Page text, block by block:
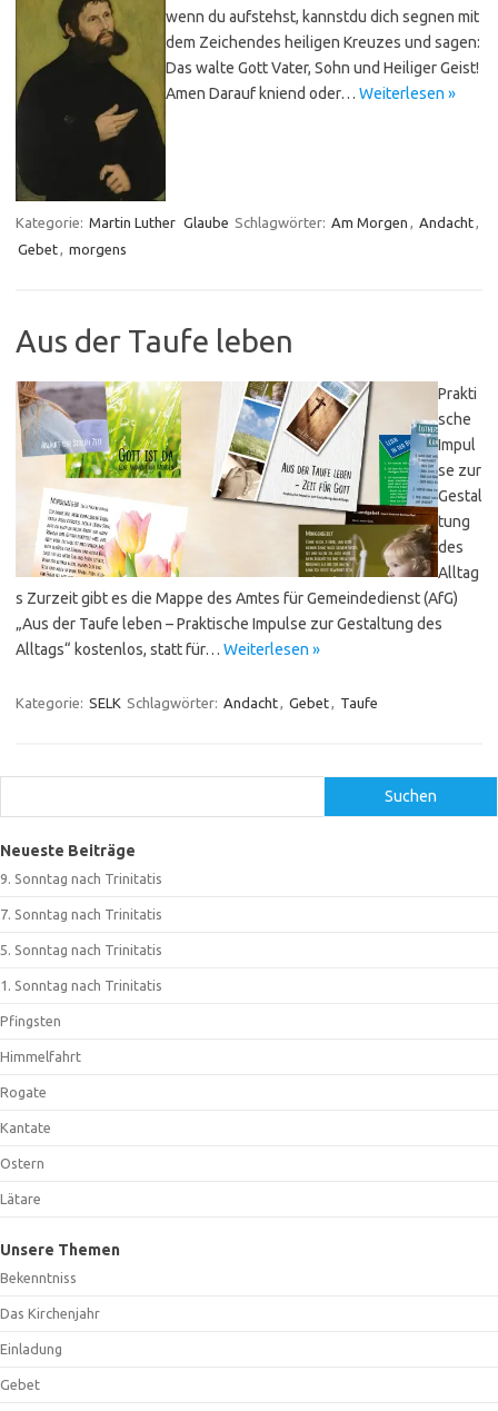
wenn du aufstehst, kannstdu dich segnen mit
dem Zeichendes heiligen Kreuzes und sagen:
Das walte Gott Vater, Sohn und Heiliger Geist!
Amen Darauf kniend oder… Weiterlesen »
Kategorie: Martin Luther Glaube Schlagwörter: Am Morgen , Andacht,
Gebet, morgens
Aus der Taufe leben
Prakti
sche
Impul
se zur
Gestal
tung
des
Alltag
s Zurzeit gibt es die Mappe des Amtes für Gemeindedienst (AfG)
„Aus der Taufe leben – Praktische Impulse zur Gestaltung des
Alltags“ kostenlos, statt für… Weiterlesen »
Kategorie: SELK Schlagwörter: Andacht, Gebet, Taufe
Suchen
Neueste Beiträge
9. Sonntag nach Trinitatis
7. Sonntag nach Trinitatis
5. Sonntag nach Trinitatis
1. Sonntag nach Trinitatis
Pfingsten
Himmelfahrt
Rogate
Kantate
Ostern
Lätare
Unsere Themen
Bekenntniss
Das Kirchenjahr
Einladung
Gebet